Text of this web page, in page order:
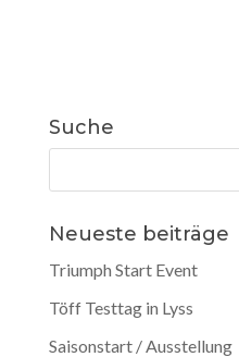
Suche
Neueste beiträge
Triumph Start Event
Töff Testtag in Lyss
Saisonstart / Ausstellung